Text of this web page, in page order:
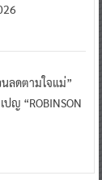
ลดตามใจแม่”
ญ “ROBINSON